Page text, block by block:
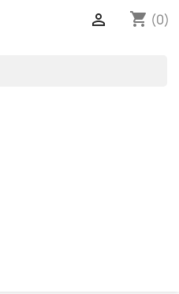
shopping_cart (0)
